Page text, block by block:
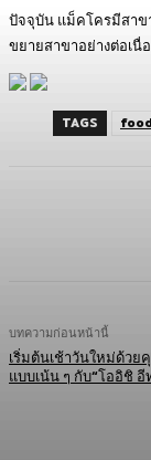
ปัจจุบัน แม็คโครมีสาขา
ขยายสาขาอย่างต่อเนื่
TAGS
บทความก่อนหน้านี้
เริ่มต้นเช้าวันใหม่ด้ว
แบบเน้น ๆ กับ“โออิชิ อี